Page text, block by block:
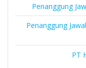
Penanggung
Penanggung
PT